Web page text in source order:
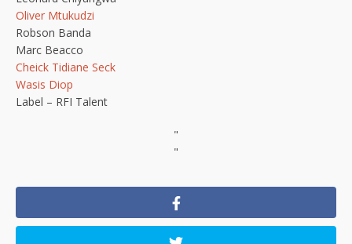
Oliver Mtukudzi
Robson Banda
Marc Beacco
Cheick Tidiane Seck
Wasis Diop
Label – RFI Talent
"
"